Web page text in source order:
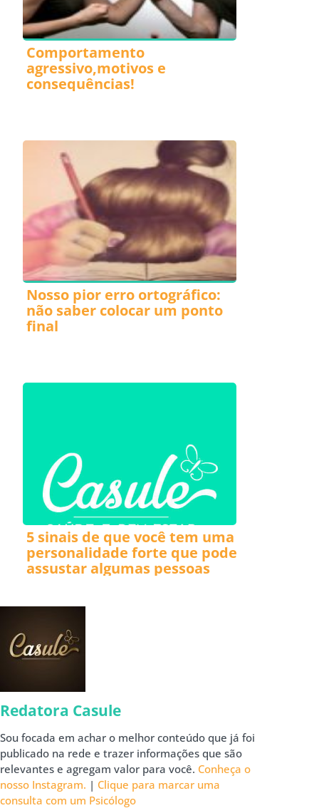
Comportamento
agressivo,motivos e
consequências!
Nosso pior erro ortográfico:
não saber colocar um ponto
final
5 sinais de que você tem uma
personalidade forte que pode
assustar algumas pessoas
Redatora Casule
Sou focada em achar o melhor conteúdo que já foi
publicado na rede e trazer informações que são
relevantes e agregam valor para você. Conheça o
nosso Instagram. | Clique para marcar uma
consulta com um Psicólogo